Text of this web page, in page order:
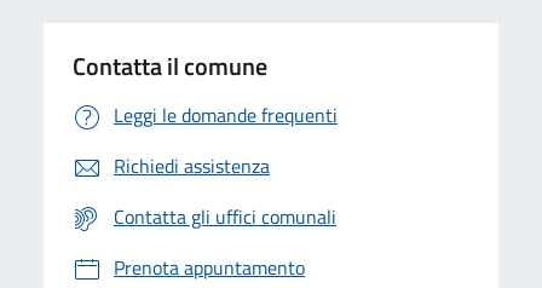
Contatta il comune
Leggi le domande frequenti
Richiedi assistenza
Contatta gli uffici comunali
Prenota appuntamento